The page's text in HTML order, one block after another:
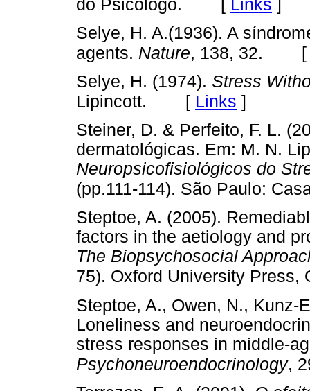
do Psicólogo. [ Links ]
Selye, H. A.(1936). A
agents. Nature, 138, 32.
Selye, H. (1974). Stress
Lipincott. [ Links ]
Steiner, D. & Perfeito, F. L.
dermatológicas. Em: M. N.
Neuropsicofisiológicos do
(pp.111-114). São Paulo:
Steptoe, A. (2005).
factors in the aetiology and
The Biopsychosocial
75). Oxford University Press,
Steptoe, A., Owen, N., Kunz-
Loneliness and
stress responses in middle-
Psychoneuroendocrinology,